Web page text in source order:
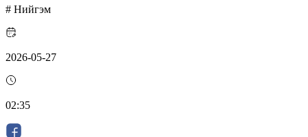
# Нийгэм
2026-05-27
02:35